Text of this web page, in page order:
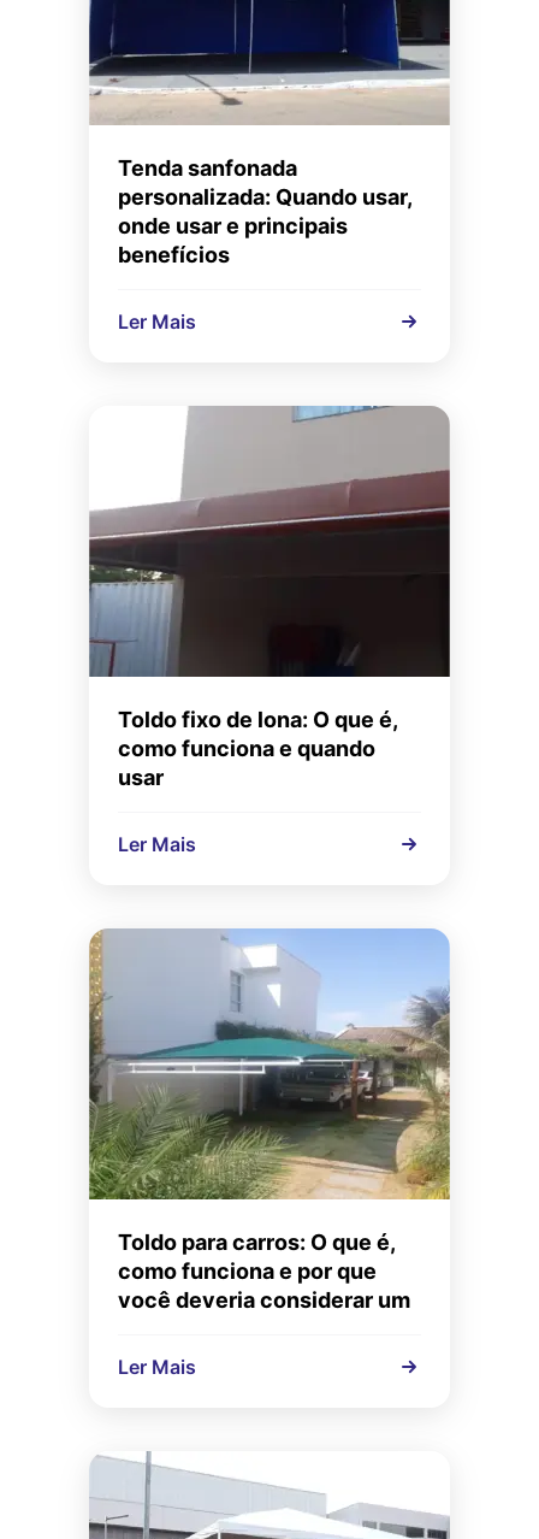
Tenda sanfonada
personalizada: Quando usar,
onde usar e principais
benefícios
Ler Mais
Toldo fixo de lona: O que é,
como funciona e quando
usar
Ler Mais
Toldo para carros: O que é,
como funciona e por que
você deveria considerar um
Ler Mais